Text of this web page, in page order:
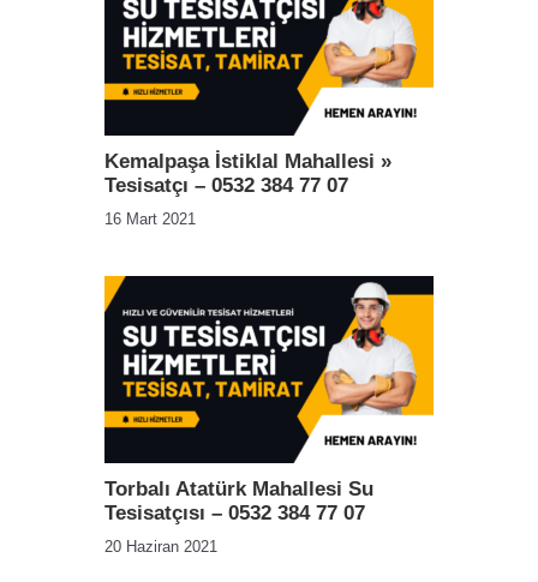
Kemalpaşa İstiklal Mahallesi »
Tesisatçı – 0532 384 77 07
16 Mart 2021
Torbalı Atatürk Mahallesi Su
Tesisatçısı – 0532 384 77 07
20 Haziran 2021